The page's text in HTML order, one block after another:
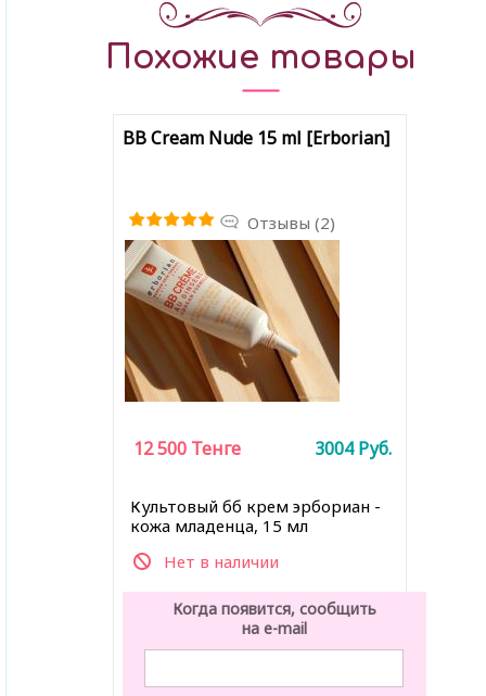
Похожие товары
BB Cream Nude 15 ml [Erborian]
Отзывы (2)
Культовый бб крем эрбориан -
кожа младенца, 15 мл
Нет в наличии
12 500 Тенге 3004Руб.
Когда появится, сообщить
на e-mail